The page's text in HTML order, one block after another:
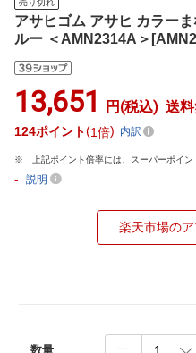
売り切れ
アサヒゴム アサヒ カラー
ルー ＜AMN2314A＞
13,651 円(税込) 送
124ポイント 1倍 内訳
上記ポイント倍率には、スーパーポイ
- 説明
楽天市場の
数量